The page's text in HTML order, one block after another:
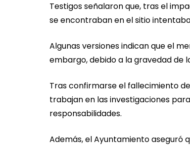
Testigos señalaron que, tras el
se encontraban en el sitio
Algunas versiones indican que el
embargo, debido a la gravedad de
Tras confirmarse el fallecimiento
trabajan en las investigaciones
responsabilidades.
Además, el Ayuntamiento aseguró